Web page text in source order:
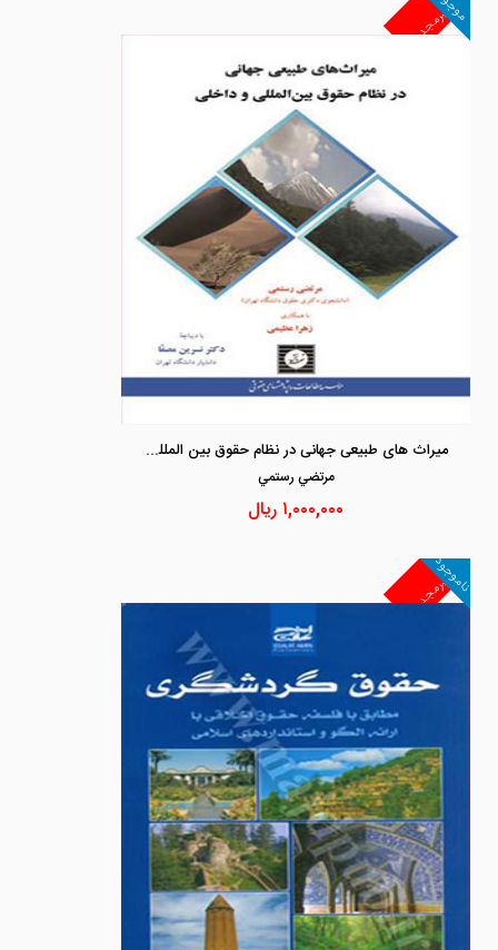
غیرمجد
میراث های طبیعی جهانی در نظام حقوق بین المللی و داخلی
مرتضي رستمي
۱,۰۰۰,۰۰۰ ریال
غیرمجد
ناموجود